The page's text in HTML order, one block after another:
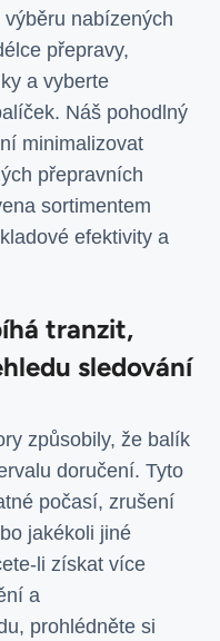
nabízených
přepravy,
a vyberte
Náš pohodlný
minimalizovat
přepravních
sortimentem
efektivity a
tranzit,
sledování
způsobily, že balík
doručení. Tyto
počasí, zrušení
jakékoli jiné
li získat více
a
prohlédněte si